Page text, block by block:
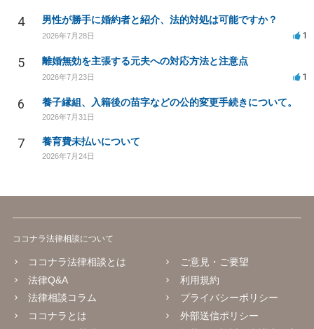
4 男性が勝手に婚約者と紹介、法的対処は可能ですか？
2026年7月28日 1
5 離婚無効を主張する元夫への対応方法と注意点
2026年7月23日 1
6 養子縁組、入籍後の苗字などの公的変更手続きについて。
2026年7月31日
7 養育費未払いについて
2026年7月24日
ココナラ法律相談について
ココナラ法律相談とは
法律Q&A
法律相談コラム
ココナラとは
ご意見・ご要望
利用規約
プライバシーポリシー
外部送信ポリシー